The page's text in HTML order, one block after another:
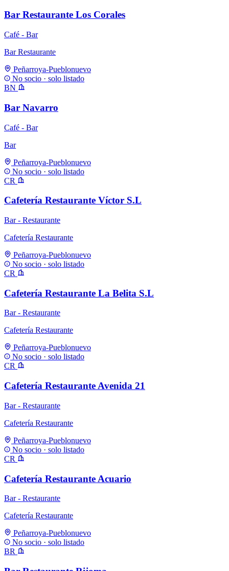
Bar Restaurante Los Corales
Café - Bar
Bar Restaurante
Peñarroya-Pueblonuevo
No socio · solo listado
BN
Bar Navarro
Café - Bar
Bar
Peñarroya-Pueblonuevo
No socio · solo listado
CR
Cafetería Restaurante Víctor S.L
Bar - Restaurante
Cafetería Restaurante
Peñarroya-Pueblonuevo
No socio · solo listado
CR
Cafetería Restaurante La Belita S.L
Bar - Restaurante
Cafetería Restaurante
Peñarroya-Pueblonuevo
No socio · solo listado
CR
Cafetería Restaurante Avenida 21
Bar - Restaurante
Cafetería Restaurante
Peñarroya-Pueblonuevo
No socio · solo listado
CR
Cafetería Restaurante Acuario
Bar - Restaurante
Cafetería Restaurante
Peñarroya-Pueblonuevo
No socio · solo listado
BR